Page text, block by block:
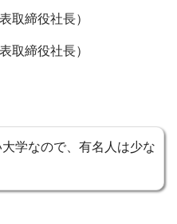
取締役社長）
取締役社長）
学なので、有名人は少な